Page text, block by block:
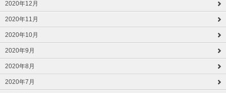
2020年12月
2020年11月
2020年10月
2020年9月
2020年8月
2020年7月